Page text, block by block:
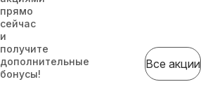
прямо
сейчас
и
получите
дополнительные
бонусы!
Все акции